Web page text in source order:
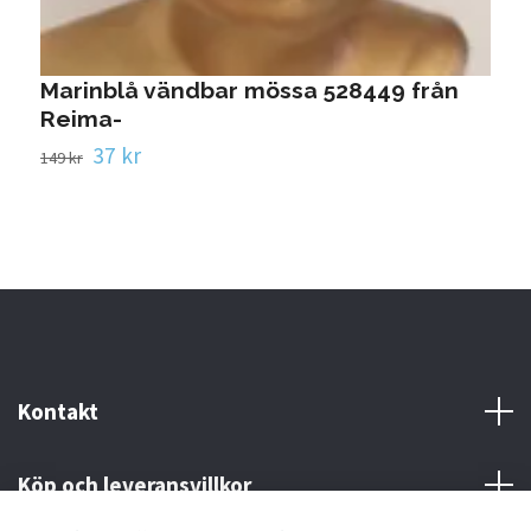
Marinblå vändbar mössa 528449 från
Reima-
149 kr 37 kr
Kontakt
Köp och leveransvillkor